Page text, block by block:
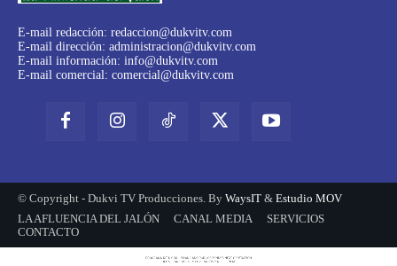
E-mail redacción: redaccion@dukvitv.com
E-mail dirección: administracion@dukvitv.com
E-mail información: info@dukvitv.com
E-mail comercial: comercial@dukvitv.com
© Copyright - Dukvi TV Producciones. By WaysIT & Estudio MOV
LA AFLUENCIA DEL JALÓN
CANAL MEDIA
SERVICIOS
CONTACTO